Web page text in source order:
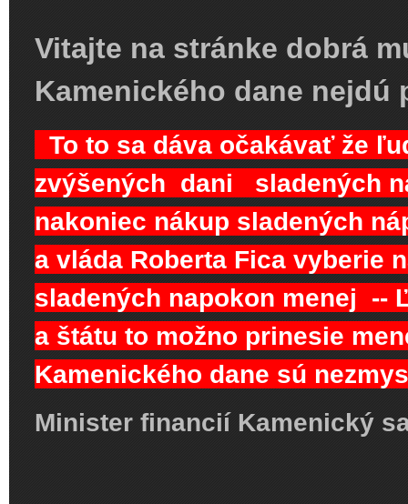
Vitajte na stránke dobrá
Kamenického dane nejdú
To to sa dáva očakávať že
zvýšených dani sladených
nakoniec nákup sladených
a vláda Roberta Fica vyberie
sladených napokon menej --
a štátu to možno prinesie
Kamenického dane sú
Minister financií Kamenický